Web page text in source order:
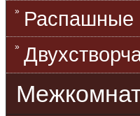
Распашные